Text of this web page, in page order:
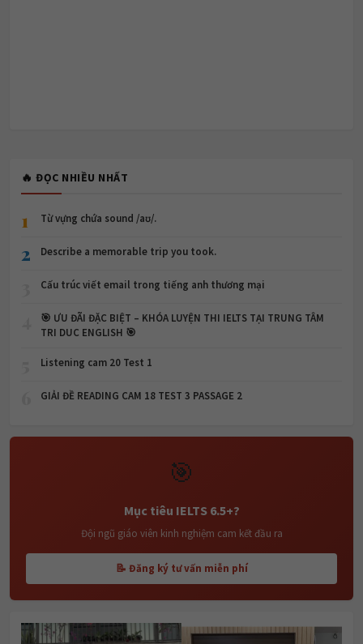
🔥 ĐỌC NHIỀU NHẤT
1 Từ vựng chứa sound /aʊ/.
2 Describe a memorable trip you took.
Cấu trúc viết email trong tiếng anh thương mại
🎯 ƯU ĐÃI ĐẶC BIỆT – KHÓA LUYỆN THI IELTS TẠI TRUNG TÂM
TRI DUC ENGLISH 🎯
Listening cam 20 Test 1
GIẢI ĐỀ READING CAM 18 TEST 3 PASSAGE 2
🎯
Mục tiêu IELTS 6.5+?
Đội ngũ giáo viên kinh nghiệm cam kết đầu ra
📝 Đăng ký tư vấn miễn phí